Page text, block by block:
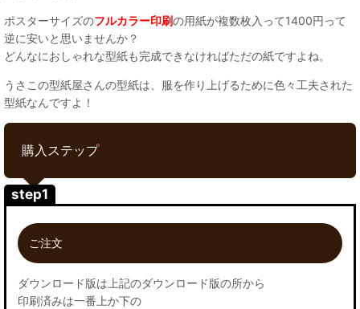
ポスターサイズのフルカラー印刷の用紙が複数枚入って1400円って
逆に安いと思いませんか？
どんなにおしゃれな型紙も完成できなければただの紙ですよね。
うさこの型紙屋さんの型紙は、服を作り上げるために色々工夫された
型紙なんですよ！
購入ステップ
step1
ご注文
ダウンロード版は上記のダウンロード版の所から
印刷済みは一番上か下の